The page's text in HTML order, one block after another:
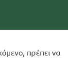
πρέπει να